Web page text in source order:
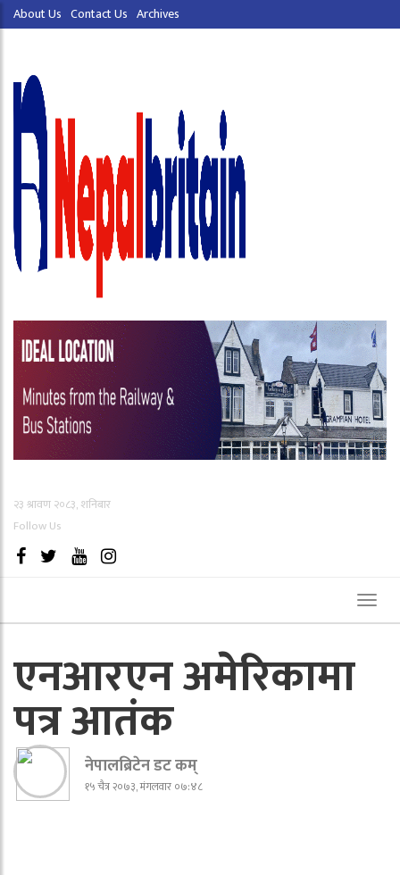
About Us Contact Us Archives
२३ श्रावण २०८३, शनिबार
Follow Us
एनआरएन अमेरिकामा
पत्र आतंक
नेपालब्रिटेन डट कम्
१५ चैत्र २०७३, मंगलवार ०७:४८